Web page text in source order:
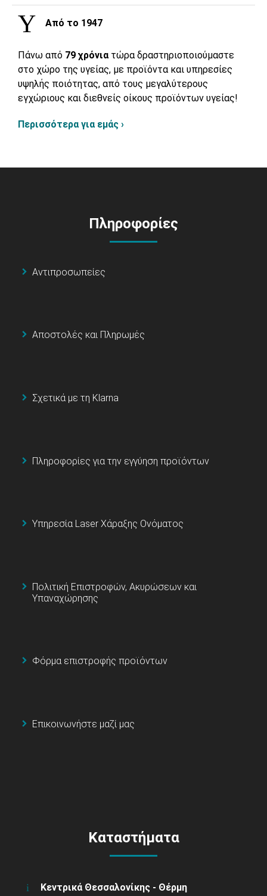
Από το 1947
Πάνω από 79 χρόνια τώρα δραστηριοποιούμαστε
στο χώρο της υγείας, με προϊόντα και υπηρεσίες
υψηλής ποιότητας, από τους μεγαλύτερους
εγχώριους και διεθνείς οίκους προϊόντων υγείας!
Περισσότερα για εμάς ›
Πληροφορίες
Αντιπροσωπείες
Αποστολές και Πληρωμές
Σχετικά με τη Klarna
Πληροφορίες για την εγγύηση προϊόντων
Υπηρεσία Laser Χάραξης Ονόματος
Πολιτική Επιστροφών, Ακυρώσεων και
Υπαναχώρησης
Φόρμα επιστροφής προϊόντων
Επικοινωνήστε μαζί μας
Καταστήματα
Κεντρικά Θεσσαλονίκης - Θέρμη